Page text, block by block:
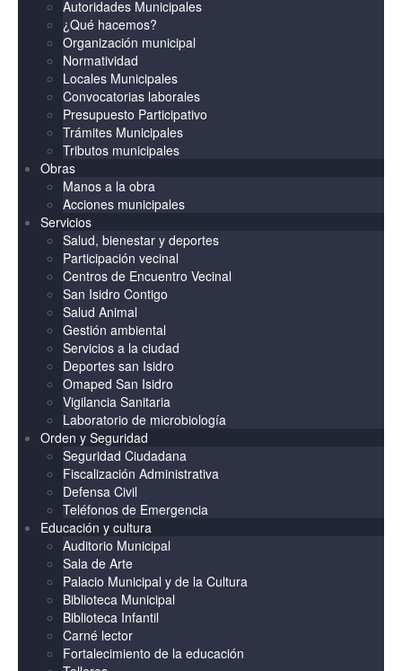
Autoridades Municipales
¿Qué hacemos?
Organización municipal
Normatividad
Locales Municipales
Convocatorias laborales
Presupuesto Participativo
Trámites Municipales
Tributos municipales
Obras
Manos a la obra
Acciones municipales
Servicios
Salud, bienestar y deportes
Participación vecinal
Centros de Encuentro Vecinal
San Isidro Contigo
Salud Animal
Gestión ambiental
Servicios a la ciudad
Deportes san Isidro
Omaped San Isidro
Vigilancia Sanitaria
Laboratorio de microbiología
Orden y Seguridad
Seguridad Ciudadana
Fiscalización Administrativa
Defensa Civil
Teléfonos de Emergencia
Educación y cultura
Auditorio Municipal
Sala de Arte
Palacio Municipal y de la Cultura
Biblioteca Municipal
Biblioteca Infantil
Carné lector
Fortalecimiento de la educación